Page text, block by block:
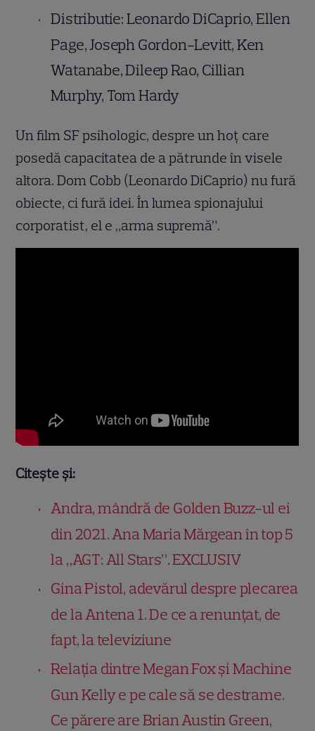
Distributie: Leonardo DiCaprio, Ellen
Page, Joseph Gordon-Levitt, Ken
Watanabe, Dileep Rao, Cillian
Murphy, Tom Hardy
Un film SF psihologic, despre un hoţ care
posedă capacitatea de a pătrunde în visele
altora. Dom Cobb (Leonardo DiCaprio) nu fură
obiecte, ci fură idei. În lumea spionajului
corporatist, el e „arma supremă”.
Citește și:
Andra, mândră de Golden Buzz-ul ei
din 2021. Ana Maria Mărgean în top 5
la „AGT: All Stars”. EXCLUSIV
Gina Pistol, adevărul despre plecarea
de la Antena 1. De ce a renunțat, de
fapt, la televiziune
Relația dintre Megan Fox și Machine
Gun Kelly e pe cale să se destrame.
Ce părere are Brian Austin Green,